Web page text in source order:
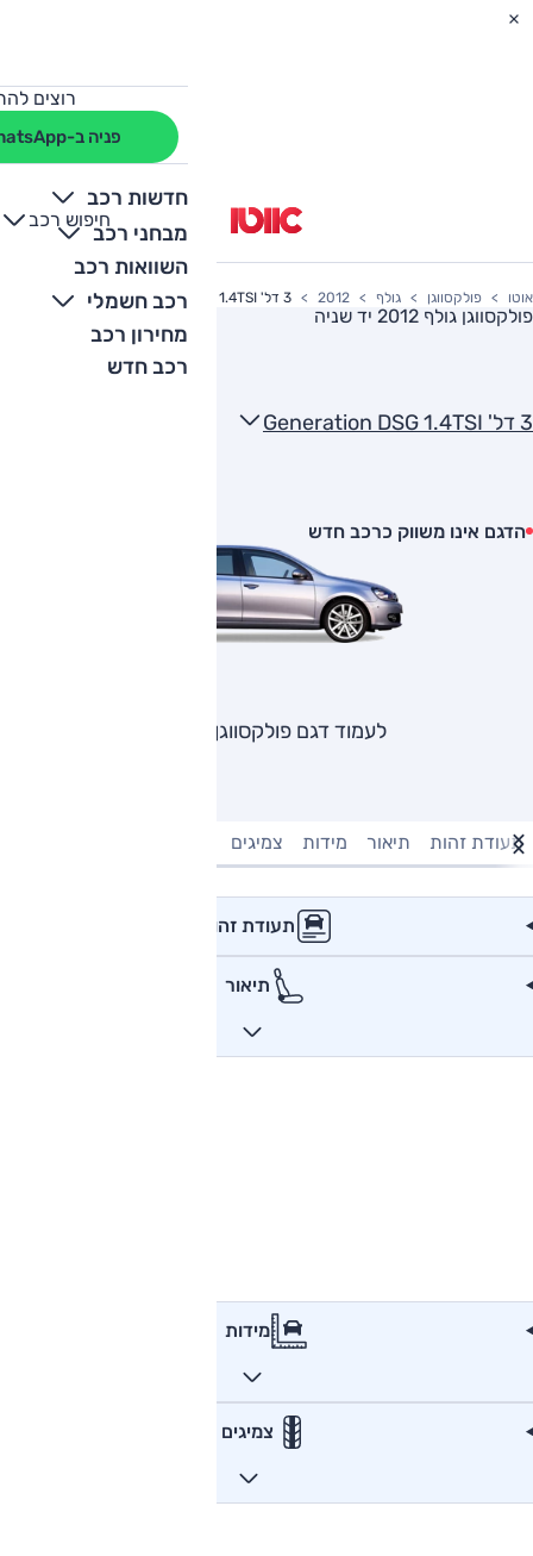
רוצים
פניה ב-WhatsApp
חדשות רכב
מבחני רכב
השוואות רכב
רכב חשמלי
מחירון רכב
רכב חדש
חיפוש רכב
+
-
אוטו פולקסווגן גולף 2012 3 דל' Generation DSG 1.4TSI
פולקסווגן גולף 2012 יד שניה
3 דל' Generation DSG 1.4TSI
הדגם אינו משווק כרכב חדש
לעמוד דגם פולקסווגן גולף
תעודת זהות תיאור מידות צמיגים
תעודת זהות
תיאור
מידות
צמיגים